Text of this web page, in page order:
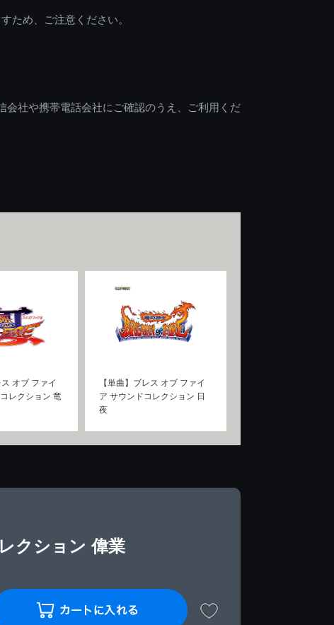
ため、ご注意ください。
会社や携帯電話会社にご確認のうえ、ご利用くだ
ス オブ ファイ
レクション 竜
【単曲】ブレス オブ ファイ
ア サウンドコレクション 日
夜
クション 偉業